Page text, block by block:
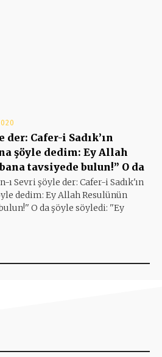
der: Cafer-i Sadık’ın
şöyle dedim: Ey Allah
tavsiyede bulun!” O da
ı Sevri şöyle der: Cafer-i Sadık'ın
dedim: Ey Allah Resulünün
O da şöyle söyledi: ''Ey